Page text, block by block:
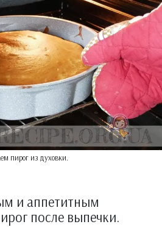
пирог из духовки.
и аппетитным
после выпечки.